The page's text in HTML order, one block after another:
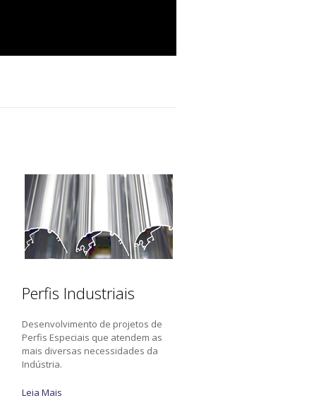
Perfis Industriais
Desenvolvimento de projetos de
Perfis Especiais que atendem as
mais diversas necessidades da
Indústria.
Leia Mais